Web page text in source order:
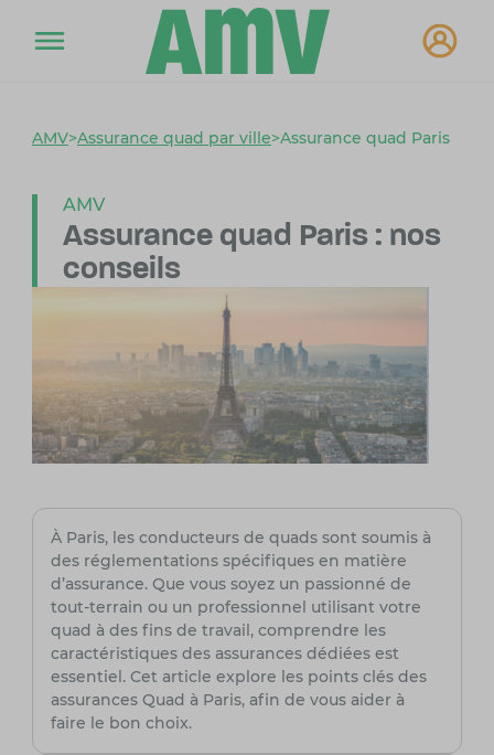
AMV>Assurance quad par ville>Assurance quad Paris
AMV
Assurance quad Paris : nos
conseils
À Paris, les conducteurs de quads sont soumis à
des réglementations spécifiques en matière
d’assurance. Que vous soyez un passionné de
tout-terrain ou un professionnel utilisant votre
quad à des fins de travail, comprendre les
caractéristiques des assurances dédiées est
essentiel. Cet article explore les points clés des
assurances Quad à Paris, afin de vous aider à
faire le bon choix.